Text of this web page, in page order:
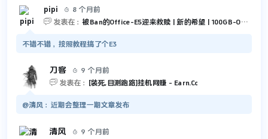
pipi 
8 个月前
 发表在： 被Ban的Office-E5迎来救赎 | 新的希望 | 100GB-Outlook 和 5TB-OneDrive
不错不错，按照教程搞了个E3
刀客 
9 个月前
 发表在： [装死,目测跑路]挂机网赚 - Earn.Cc
@清风：近期会整理一期文章发布
清风 
9 个月前